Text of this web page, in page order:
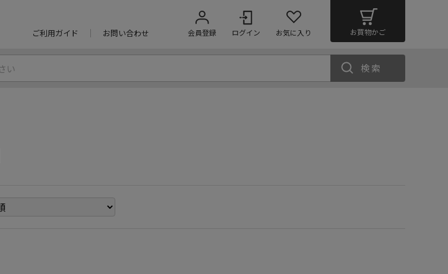
ご利用ガイド お問い合わせ 会員登録 ログイン お気に入り お買物かご
検索